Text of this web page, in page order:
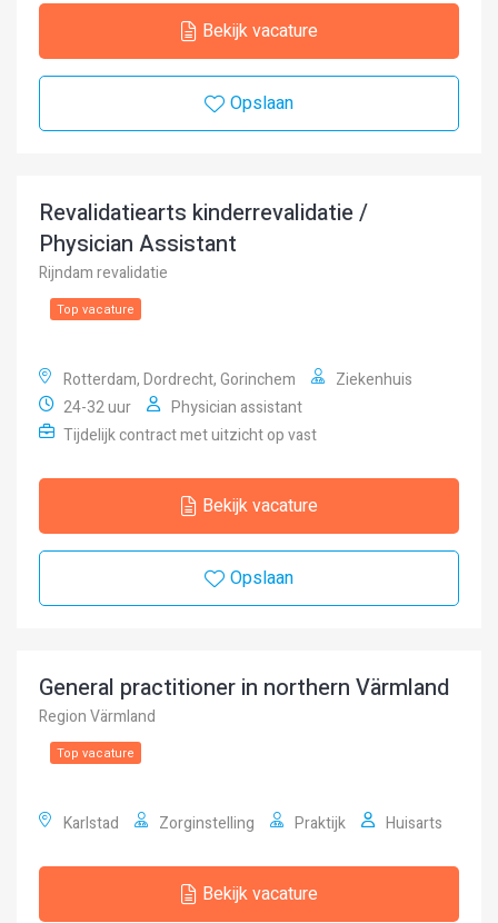
Bekijk vacature
Opslaan
Revalidatiearts kinderrevalidatie /
Physician Assistant
Rijndam revalidatie
Top vacature
Rotterdam, Dordrecht, Gorinchem
Ziekenhuis
24-32 uur
Physician assistant
Tijdelijk contract met uitzicht op vast
Bekijk vacature
Opslaan
General practitioner in northern Värmland
Region Värmland
Top vacature
Karlstad Zorginstelling Praktijk Huisarts
Bekijk vacature